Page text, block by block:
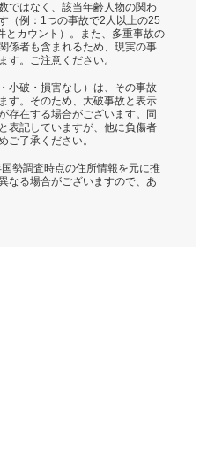
ではなく、該当年齢人物の関わ
（例：1つの事故で2人以上の25
とカウント）。また、多重事故の
係者も含まれるため、現実の事
す。ご注意ください。
小破・損害なし）は、その事故
す。そのため、大破事故と表示
存在する場合がございます。同
表記していますが、他に負傷者
ご了承ください。
勢調査時点の住所情報を元に推
なる場合がございますので、あ